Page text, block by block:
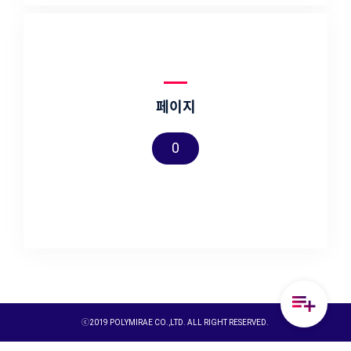
페이지
0
ⓒ2019 POLYMIRAE CO.,LTD. ALL RIGHT RESERVED.